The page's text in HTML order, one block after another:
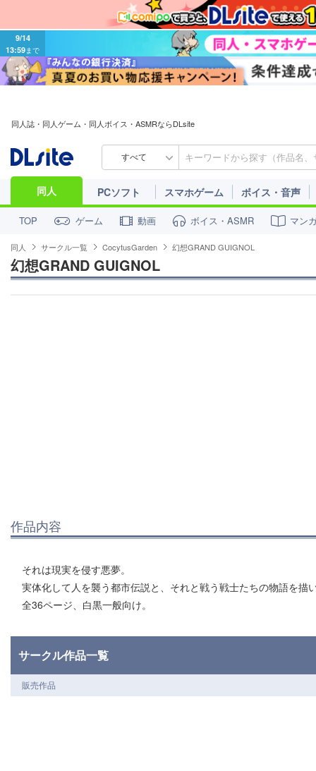
9/14
13:59まで
同人誌・同人ゲーム・同人ボイス・ASMRならDLsite
すべて
同人 PCソフト スマホゲーム ボイス・音声
TOP ゲーム 動画 ボイス・ASMR マン
同人 サークル一覧 CocytusGarden 幻想GRAND GUIGNOL
幻想GRAND GUIGNOL
作品内容
それは現実を侵す悪夢。
実体化して人を襲う都市伝説と、それと戦う戦士たちの物語を描
全36ページ、白黒一般向け。
サークル作品一覧
販売作品